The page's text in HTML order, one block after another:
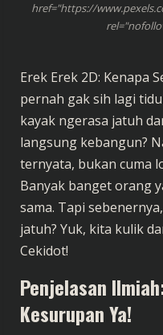
href="https://
Erek Erek 2D: Kenapa
pernah gak sih lagi
kayak ngerasa jatuh
langsung kebangun?
ternyata, bukan cuma
Banyak banget orang
sama. Tapi
jatuh? Yuk, kita kulik
Cekidot!
Penjelasan
Kesurupan Ya!